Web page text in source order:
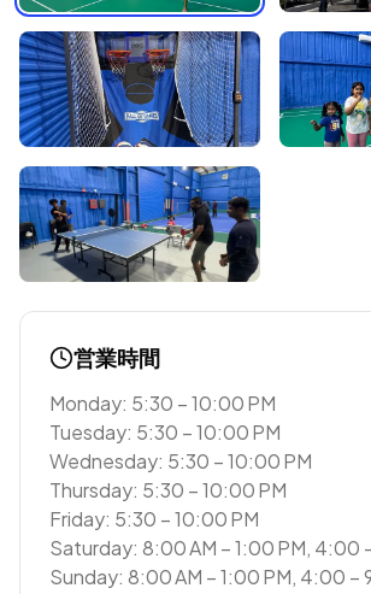
営業時間
Monday: 5:30 – 10:00 PM
Tuesday: 5:30 – 10:00 PM
Wednesday: 5:30 – 10:00 PM
Thursday: 5:30 – 10:00 PM
Friday: 5:30 – 10:00 PM
Saturday: 8:00 AM – 1:00 PM, 4:00
Sunday: 8:00 AM – 1:00 PM, 4:00 –